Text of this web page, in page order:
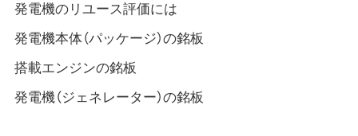
発電機のリユース評価には
発電機本体（パッケージ）の銘板
搭載エンジンの銘板
発電機（ジェネレーター）の銘板